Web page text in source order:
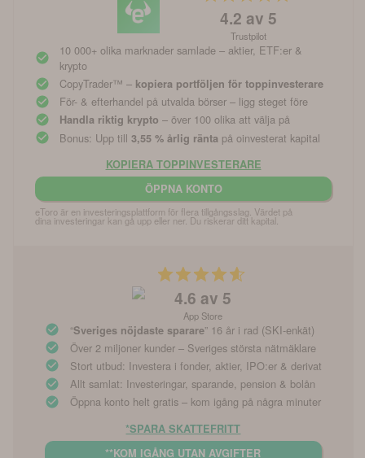
4.2 av 5
Trustpilot
10 000+ olika marknader samlade – aktier, ETF:er &
krypto
CopyTrader™ – kopiera portföljen för toppinvesterare
För- & efterhandel på utvalda börser – ligg steget före
Handla riktig krypto – över 100 olika att välja på
Bonus: Upp till3,55 % årlig ränta på oinvesterat kapital
KOPIERA TOPPINVESTERARE
ÖPPNA KONTO
eToro är en investeringsplattform för flera tillgångsslag. Värdet på
dina investeringar kan gå upp eller ner. Du riskerar ditt kapital.
4.6 av 5
App Store
“Sveriges nöjdaste sparare” 16 år i rad (SKI-enkät)
Över 2 miljoner kunder – Sveriges största nätmäklare
Stort utbud: Investera i fonder, aktier, IPO:er & derivat
Allt samlat: Investeringar, sparande, pension & bolån
Öppna konto helt gratis – kom igång på några minuter
*SPARA SKATTEFRITT
**KOM IGÅNG UTAN AVGIFTER